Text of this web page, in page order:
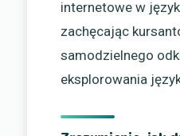
internetowe w
zachęcając
samodzielnego
eksplorowania